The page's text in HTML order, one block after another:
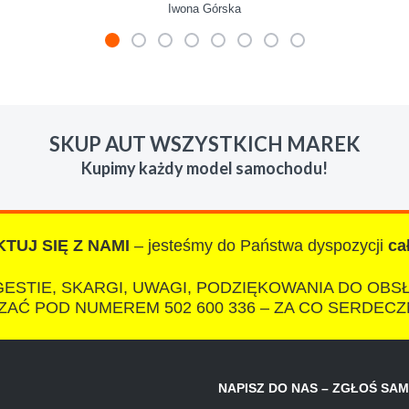
Iwona Górska
wyzyskiwaczy, to polecam s-car.pl
IZA
tak przyjemnie i przede wszystkim na korzystnych
SKUP AUT WSZYSTKICH MAREK
Kupimy każdy model samochodu!
SIĘ Z NAMI – jesteśmy do Państwa dyspozycji
SKARGI, UWAGI, PODZIĘKOWANIA DO
POD NUMEREM 502 600 336 – ZA CO
NAPISZ DO NAS – ZGŁOŚ